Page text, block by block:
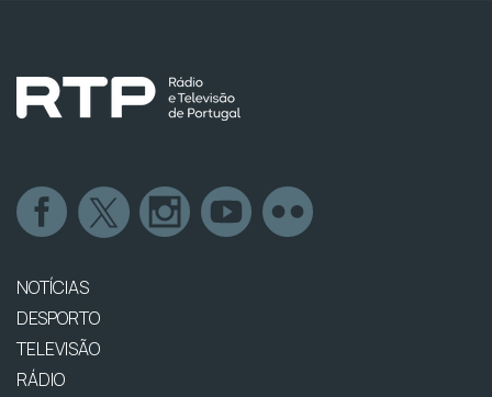
NOTÍCIAS
DESPORTO
TELEVISÃO
RÁDIO